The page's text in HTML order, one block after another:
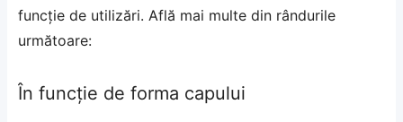
funcție de utilizări. Află mai multe din rândurile
următoare:
În funcție de forma capului